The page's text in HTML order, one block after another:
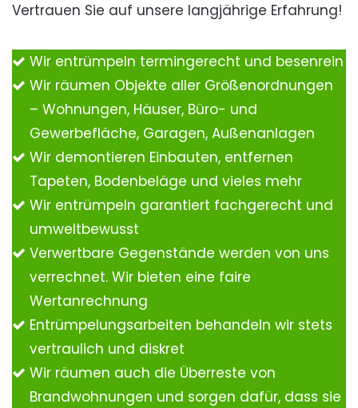
Vertrauen Sie auf unsere langjährige Erfahrung!
Wir entrümpeln termingerecht und besenrein
Wir räumen Objekte aller Größenordnungen
– Wohnungen, Häuser, Büro- und
Gewerbefläche, Garagen, Außenanlagen
Wir demontieren Einbauten, entfernen
Tapeten, Bodenbeläge und vieles mehr
Wir entrümpeln garantiert fachgerecht und
umweltbewusst
Verwertbare Gegenstände werden von uns
verrechnet. Wir bieten eine faire
Wertanrechnung
Entrümpelungsarbeiten behandeln wir stets
vertraulich und diskret
Wir räumen auch die Überreste von
Brandwohnungen und sorgen dafür, dass sie